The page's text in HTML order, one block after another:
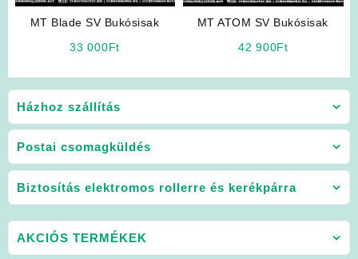
Házhoz szállítás
Postai csomagküldés
Biztosítás elektromos rollerre és kerékpárra
MT Blade SV Bukósisak
33 000Ft
MT ATOM SV Bukósisak
42 900Ft
AKCIÓS TERMÉKEK